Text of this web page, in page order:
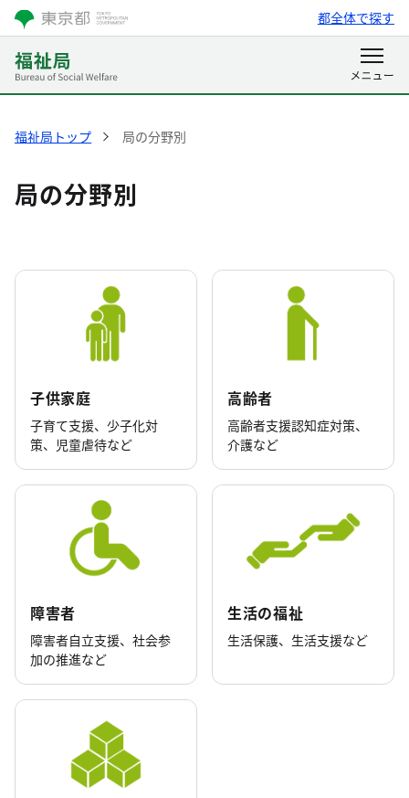
都全体で探す
福祉局トップ 局の分野別
局の分野別
子供家庭
子育て支援、少子化対
策、児童虐待など
高齢者
高齢者支援認知症対策、
介護など
障害者
障害者自立支援、社会参
加の推進など
生活の福祉
生活保護、生活支援など